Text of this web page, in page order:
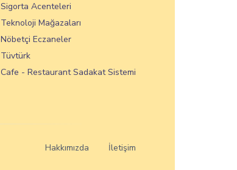
Sigorta Acenteleri
Teknoloji Mağazaları
Nöbetçi Eczaneler
Tüvtürk
Cafe - Restaurant Sadakat Sistemi
Hakkımızda İletişim